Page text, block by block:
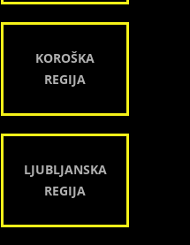
KOROŠKA
REGIJA
LJUBLJANSKA
REGIJA